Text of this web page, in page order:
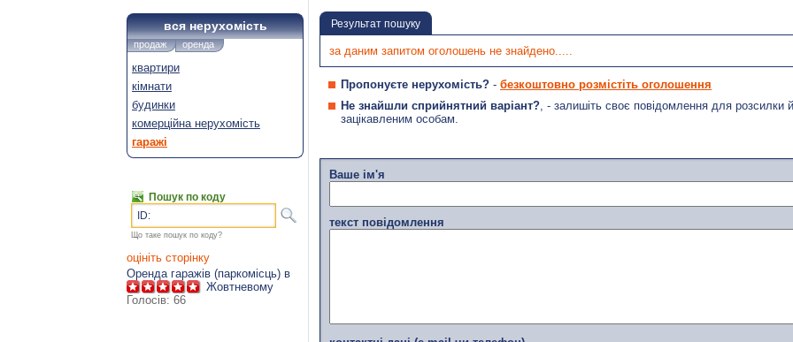
вся нерухомість
продаж оренда
квартири
кімнати
будинки
комерційна нерухомість
гаражі
Пошук по коду
ID:
Що таке пошук по коду?
оцініть сторінку
Оренда гаражів (паркомісць) в
Жовтневому
Голосів: 66
Результат пошуку
за даним запитом оголошень не знайдено.....
Пропонуєте нерухомість? - безкоштовно розмістіть оголошення
Не знайшли сприйнятний варіант?, - залишіть своє повідомлення для розсилки
зацікавленим особам.
Ваше ім'я
текст повідомлення